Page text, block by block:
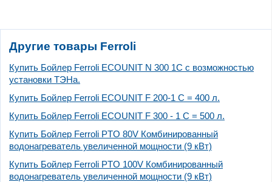
Другие товары Ferroli
Купить Бойлер Ferroli ECOUNIT N 300 1C с возможностью
установки ТЭНа.
Купить Бойлер Ferroli ECOUNIT F 200-1 C = 400 л.
Купить Бойлер Ferroli ECOUNIT F 300 - 1 C = 500 л.
Купить Бойлер Ferroli PTO 80V Комбинированный
водонагреватель увеличенной мощности (9 кВт)
Купить Бойлер Ferroli PTO 100V Комбинированный
водонагреватель увеличенной мощности (9 кВт)